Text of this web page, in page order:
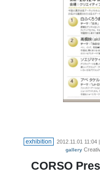
exhibition 2012.11.01 11:04
gallery
CORSO